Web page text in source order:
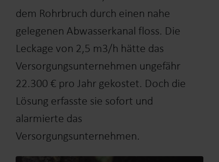
dem Rohrbruch durch einen nahe
gelegenen Abwasserkanal floss. Die
Leckage von 2,5 m3/h hätte das
Versorgungsunternehmen ungefähr
22.300 € pro Jahr gekostet. Doch die
Lösung erfasste sie sofort und
alarmierte das
Versorgungsunternehmen.